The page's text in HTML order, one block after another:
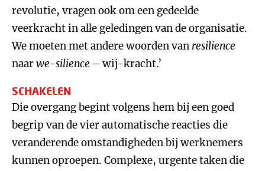
revolutie, vragen ook om een gedeelde
veerkracht in alle geledingen van de organisatie.
We moeten met andere woorden van resilience
naarwe-silience – wij-kracht.’
SCHAKELEN
Die overgang begint volgens hem bij een goed
begrip van de vier automatische reacties die
veranderende omstandigheden bij werknemers
kunnen oproepen. Complexe, urgente taken die